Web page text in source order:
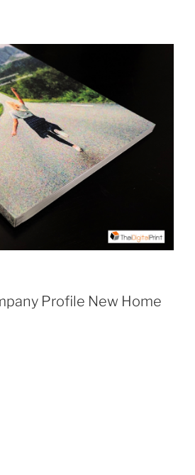
Profile New Home